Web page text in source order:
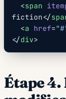
  <
span
fiction</
  <
a href=
</div>
Étape